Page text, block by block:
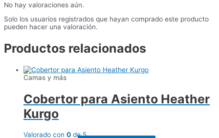
No hay valoraciones aún.
Solo los usuarios registrados que hayan comprado este producto
pueden hacer una valoración.
Productos relacionados
Camas y más
Cobertor para Asiento Heather
Kurgo
Valorado con 0 de 5